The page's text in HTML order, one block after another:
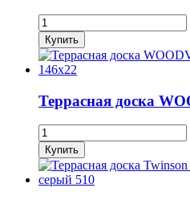
Террасная доска